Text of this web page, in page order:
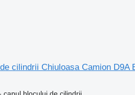
cilindrii Chiuloasa Camion D9A